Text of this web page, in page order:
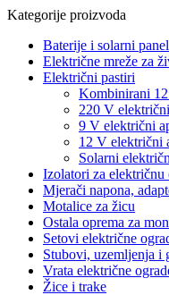
Kategorije proizvoda
Baterije i solarni
Električne mreže za
Električni pastiri
Kombinirani
220 V
9 V električni
12 V električni
Solarni
Izolatori za električnu
Mjerači napona,
Motalice za žicu
Ostala oprema za
Setovi električne
Stubovi, uzemljenja i
Vrata električne
Žice i trake